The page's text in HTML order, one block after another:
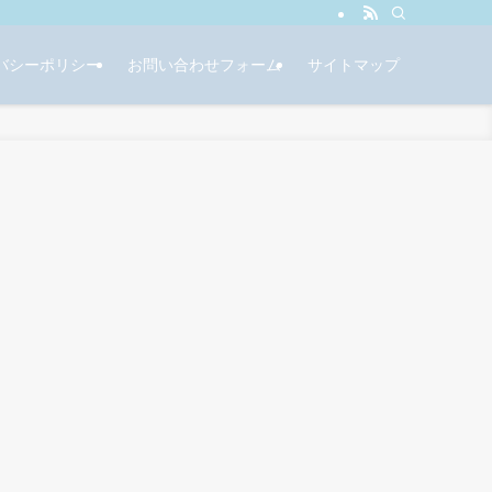
シーポリシー お問い合わせフォーム サイトマップ